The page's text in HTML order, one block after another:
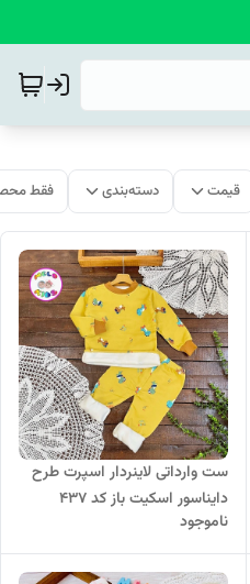
قیمت دسته‌بندی فقط
ست وارداتی لاینردار اسپرت طرح
دایناسور اسکیت باز کد 437
ناموجود